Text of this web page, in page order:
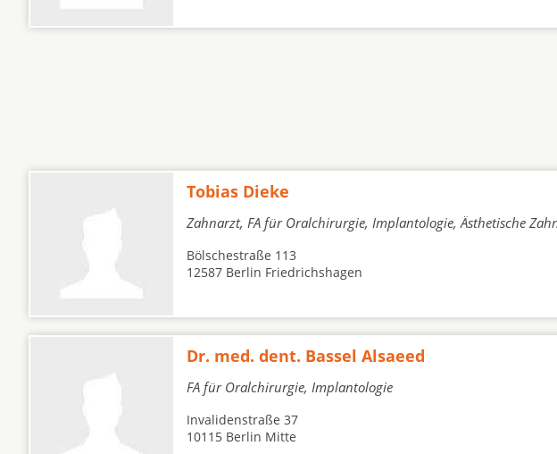
Tobias Dieke
Zahnarzt, FA für Oralchirurgie, Implantologie, Ästhetische
Bölschestraße 113
12587 Berlin Friedrichshagen
Dr. med. dent. Bassel Alsaeed
FA für Oralchirurgie, Implantologie
Invalidenstraße 37
10115 Berlin Mitte